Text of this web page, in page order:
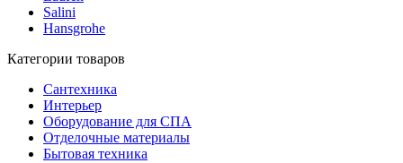
Salini
Hansgrohe
Категории товаров
Сантехника
Интерьер
Оборудование для СПА
Отделочные материалы
Бытовая техника